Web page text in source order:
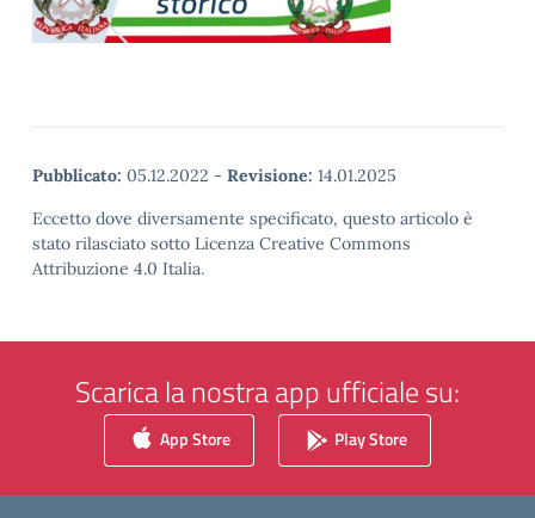
Pubblicato: 05.12.2022 - Revisione: 14.01.2025
Eccetto dove diversamente specificato, questo articolo è
stato rilasciato sotto Licenza Creative Commons
Attribuzione 4.0 Italia.
Scarica la nostra app ufficiale su:
App Store Play Store